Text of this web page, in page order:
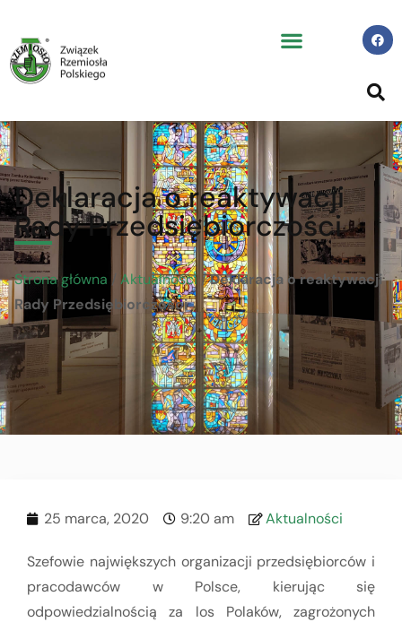
Deklaracja o reaktywacji
Rady Przedsiębiorczości
Strona główna / Aktualności/Deklaracja o reaktywacji
Rady Przedsiębiorczości
25 marca, 2020 9:20 am Aktualności
Szefowie największych organizacji przedsiębiorców i
pracodawców w Polsce, kierując się
odpowiedzialnością za los Polaków, zagrożonych